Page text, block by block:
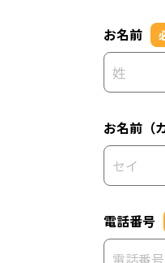
お名前
お名前（
電話番号